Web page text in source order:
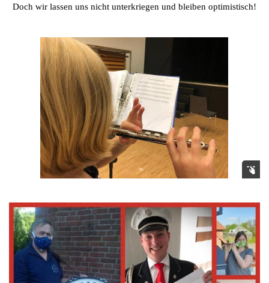
Doch wir lassen uns nicht unterkriegen und bleiben optimistisch!